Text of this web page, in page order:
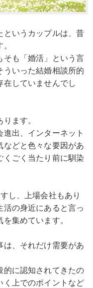
というカップルは、昔
そも「婚活」という言
ういった結婚相談所的
在していませんでし
ます。
出、インターネット
などと色々な要因があ
くごく当たり前に馴染
し、上場会社もあり
活の身近にあると言っ
集めています。
は、それだけ需要があ
的に認知されてきたの
く上でのポイントなど